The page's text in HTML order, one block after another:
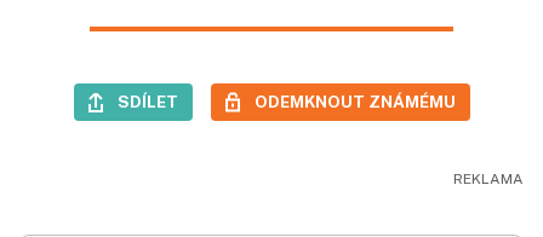
SDÍLET ODEMKNOUT ZNÁMÉMU